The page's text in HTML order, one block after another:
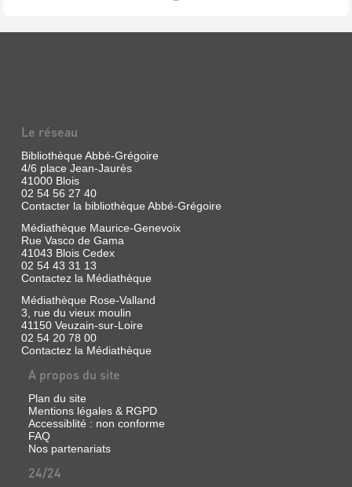
sa
"famille".
Son
histoire
le
rattrape
jour
où
son
père
est
retrouvé
mort
dans
la
rue,
après
une
longue
déchéance.
Bête
noire
d...
DES
2017
petite
station
balnéaire
hors
saison.
revient
après
une
longue
absence.
est
agente
immobilière,
elle
s'endort
souvent.
La
terre
penche
alors
vers
la
plage
et
dunes,
Le réseau
Bibliothèque Abbé-Grégoire
4/6 place Jean-Jaurès
41000 Blois
02 54 56 27 40
Contacter la bibliothèque Abbé-Grégoire
Médiathèque Maurice-Genevoix
Rue Vasco de Gama
41043 Blois Cedex
02 54 43 31 13
Contactez la Médiathèque
Médiathèque Rose-Valland
3, rue du vieux moulin
41150 Veuzain-sur-Loire
02 54 20 78 00
Contactez la Médiathèque
A propos du site
Plan du site
Mentions légales & RGPD
Accessiblité : non conforme
FAQ
Nos partenariats
24/24